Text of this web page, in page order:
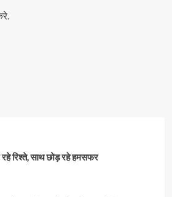
रिश्ते, साथ छोड़ रहे हमसफर